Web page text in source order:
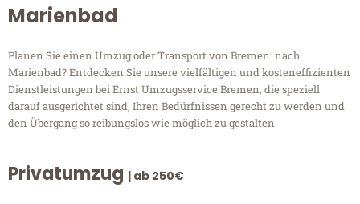
Marienbad
Planen Sie einen Umzug oder Transport von Bremen nach
Marienbad? Entdecken Sie unsere vielfältigen und kosteneffizienten
Dienstleistungen bei Ernst Umzugsservice Bremen, die speziell
darauf ausgerichtet sind, Ihren Bedürfnissen gerecht zu werden und
den Übergang so reibungslos wie möglich zu gestalten.
Privatumzug | ab 250€